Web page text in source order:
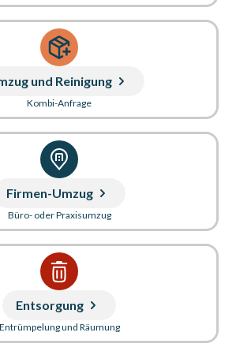
und Reinigung
Kombi-Anfrage
Firmen-Umzug
Büro- oder Praxisumzug
Entsorgung
Entrümpelung und Räumung